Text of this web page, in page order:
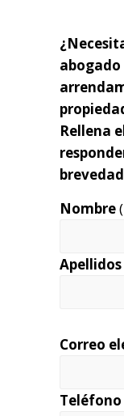
abogado
Rellena
Nombre
Apellidos
Correo
Teléfono